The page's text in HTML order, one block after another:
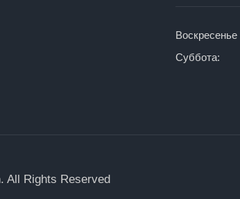
Суббота:
All Rights Reserved